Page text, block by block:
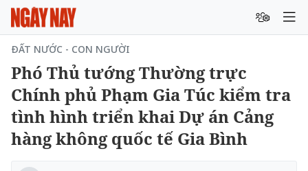
ĐẤT NƯỚC - CON NGƯỜI
Phó Thủ tướng Thường trực
Chính phủ Phạm Gia Túc kiểm tra
tình hình triển khai Dự án Cảng
hàng không quốc tế Gia Bình